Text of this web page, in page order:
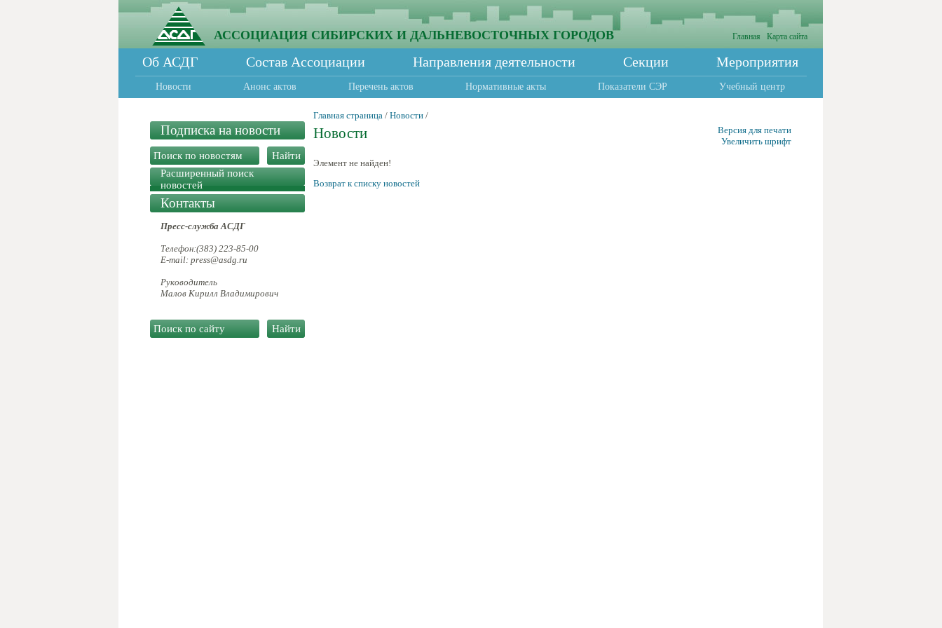
АССОЦИАЦИЯ СИБИРСКИХ И ДАЛЬНЕВОСТОЧНЫХ ГОРОДОВ Главная Карта сайта
Об АСДГ Состав Ассоциации Направления деятельности Секции Мероприятия
Новости Анонс актов Перечень актов Нормативные акты Показатели СЭР Учебный центр
Подписка на новости
Расширенный поиск
новостей
Контакты
Пресс-служба АСДГ
Телефон:(383) 223-85-00
E-mail: press@asdg.ru
Руководитель
Малов Кирилл Владимирович
Главная страница / Новости /
Новости
Версия для печати
Увеличить шрифт
Элемент не найден!
Возврат к списку новостей